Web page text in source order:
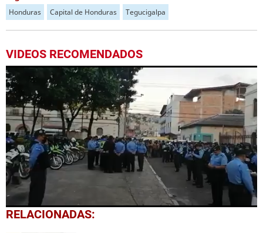
Honduras Capital de Honduras Tegucigalpa
VIDEOS RECOMENDADOS
0
seconds
RELACIONADAS: